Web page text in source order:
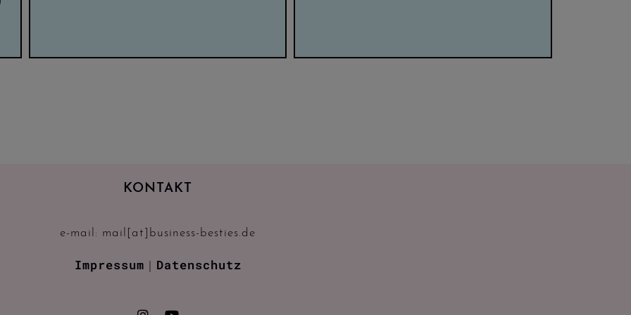
KONTAKT
e-mail: mail[at]business-besties.de
Impressum Datenschutz